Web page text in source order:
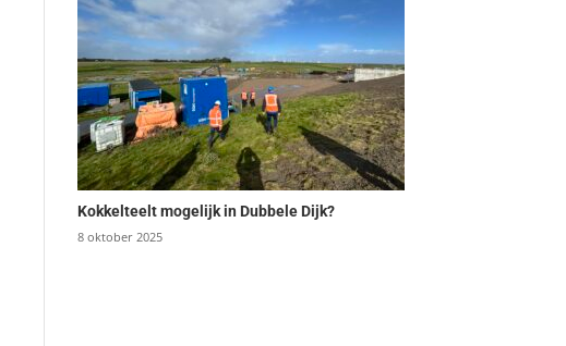
Kokkelteelt mogelijk in Dubbele Dijk?
8 oktober 2025